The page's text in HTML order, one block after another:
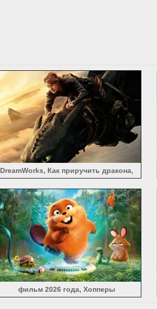
DreamWorks, Как приручить дракона,
фильм 2026 года, Хопперы